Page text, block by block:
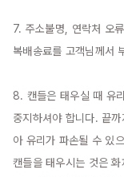
7. 주소불명, 연락처 오
복배송료를 고객님께서
8. 캔들은 태우실 때 유
중지하셔야 합니다. 끝
아 유리가 파손될 수 있
캔들을 태우시는 것은